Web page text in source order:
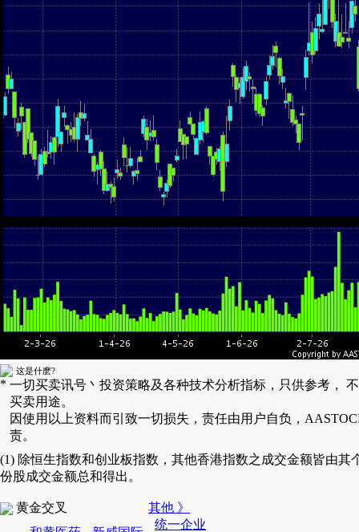
这是什麽?
* 一切买卖讯号丶投资策略及各种技术分析指标，只供参考，
买卖用途。
因使用以上资料而引致一切损失，责任由用户自负，
责。
(1) 除恒生指数和创业板指数，其他香港指数之成交金额皆由其
份股成交金额总和得出。
黄金交叉
其他 》
统一企业